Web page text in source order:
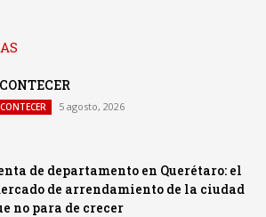
5 agosto, 2026
de departamento en Querétaro: el
de arrendamiento de la ciudad
no para de crecer